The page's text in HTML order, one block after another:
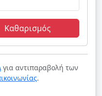
Καθαρισμός
για αντιπαραβολή των
.